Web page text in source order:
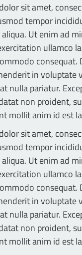
sit amet,
tempor
Ut enim ad
ullamco
consequat.
in voluptate
nulla pariatur.
non proident,
mollit anim id est
sit amet,
tempor
Ut enim ad
ullamco
consequat.
in voluptate
nulla pariatur.
non proident,
mollit anim id est